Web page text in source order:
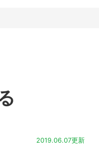
2019.06.07更新